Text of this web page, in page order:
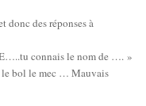
donc des réponses à
connais le nom de …. »
bol le mec … Mauvais